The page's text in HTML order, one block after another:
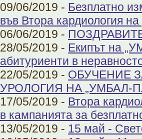
09/06/2019 - Безплатно
във Втора кардиология
06/06/2019 -
28/05/2019 - Екипът на
абитуриенти в
22/05/2019 - ОБУЧЕНИЕ
УРОЛОГИЯ НА „УМБАЛ-
17/05/2019 - Втора
в кампанията за
13/05/2019 - 15 май -